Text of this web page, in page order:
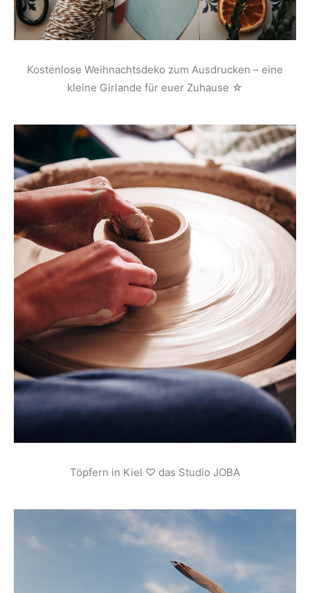
Kostenlose Weihnachtsdeko zum Ausdrucken – eine
kleine Girlande für euer Zuhause ☆
Töpfern in Kiel ♡ das Studio JOBA